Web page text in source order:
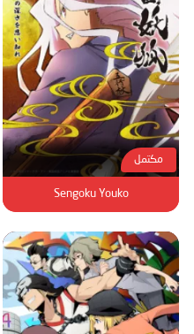
مكتمل
Sengoku Youko